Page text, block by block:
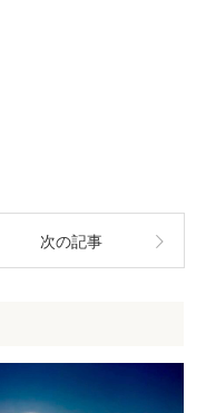
次の記事